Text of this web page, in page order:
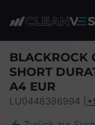
BLACKROCK
SHORT
A4 EUR
LU0448386994 [